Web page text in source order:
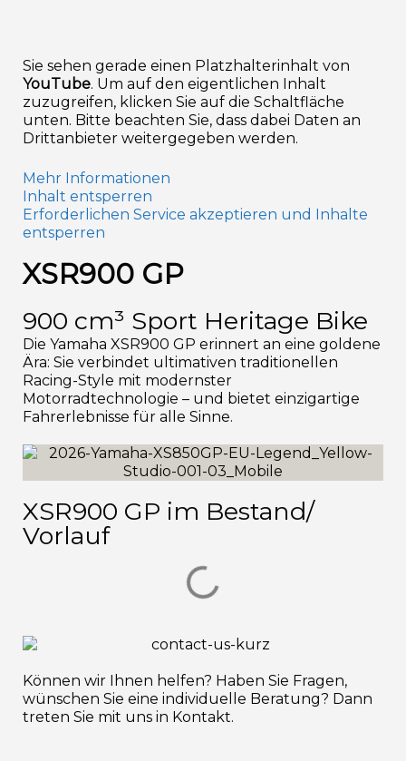
Sie sehen gerade einen Platzhalterinhalt von
YouTube. Um auf den eigentlichen Inhalt
zuzugreifen, klicken Sie auf die Schaltfläche
unten. Bitte beachten Sie, dass dabei Daten an
Drittanbieter weitergegeben werden.
Mehr Informationen
Inhalt entsperren
Erforderlichen Service akzeptieren und Inhalte
entsperren
XSR900 GP
900 cm³ Sport Heritage Bike
Die Yamaha XSR900 GP erinnert an eine goldene
Ära: Sie verbindet ultimativen traditionellen
Racing-Style mit modernster
Motorradtechnologie – und bietet einzigartige
Fahrerlebnisse für alle Sinne.
XSR900 GP im Bestand/
Vorlauf
Können wir Ihnen helfen? Haben Sie Fragen,
wünschen Sie eine individuelle Beratung? Dann
treten Sie mit uns in Kontakt.